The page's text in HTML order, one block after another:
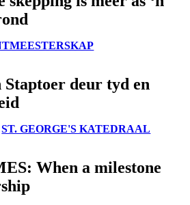
Staptoer deur tyd en
ST. GEORGE'S KATEDRAAL
When a milestone